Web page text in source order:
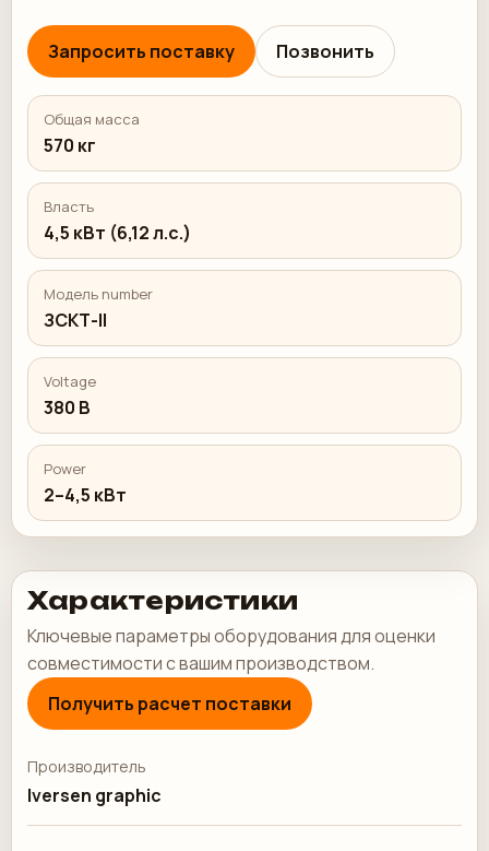
Запросить поставку Позвонить
Общая масса
570 кг
Власть
4,5 кВт (6,12 л.с.)
Модель number
ЗСКТ-II
Voltage
380 В
Power
2–4,5 кВт
Характеристики
Ключевые параметры оборудования для оценки
совместимости с вашим производством.
Получить расчет поставки
Производитель
Iversen graphic